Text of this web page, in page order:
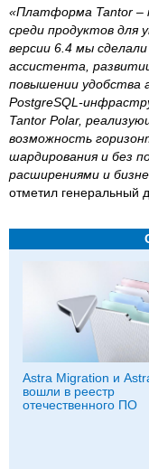
«Платформа Tantor –
среди продуктов для
версии 6.4 мы
ассистента,
повышении удобства
PostgreSQL-
Tantor Polar,
возможность
шардирования и без
расширениями и
отметил генеральный
Astra Migration и
вошли в реестр
отечественного ПО